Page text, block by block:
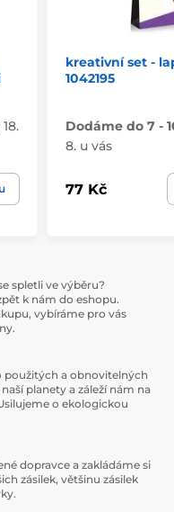
kreativní set -
1042195
Dodáme do 7 -
8. u vás
77 Kč
spletli ve výběru?
k nám do eshopu.
vybíráme pro vás
použitých a obnovitelných
planety a záleží nám na
o ekologickou
dopravce a zakládáme si
zásilek, většinu zásilek